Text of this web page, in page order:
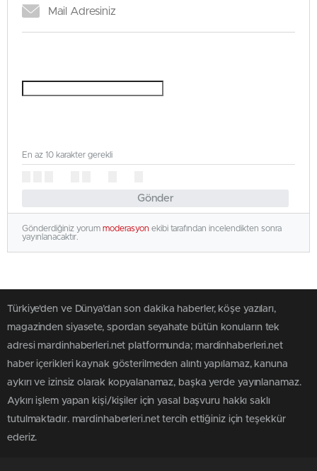
Gönder
En az 10 karakter gerekli
Gönderdiğiniz yorum moderasyon ekibi tarafından incelendikten sonra
yayınlanacaktır.
Türkiye'den ve Dünya’dan son dakika haberler, köşe yazıları,
magazinden siyasete, spordan seyahate bütün konuların tek
adresi mardinhaberleri.net platformunda; mardinhaberleri.net
haber içerikleri kaynak gösterilmeden alıntı yapılamaz, kanuna
aykırı ve izinsiz olarak kopyalanamaz, başka yerde yayınlanamaz.
Aykırı işlem yapan kişi/kişiler için yasal başvuru hakkı saklı
tutulmaktadır. mardinhaberleri.net tercih ettiğiniz için teşekkür
ederiz.